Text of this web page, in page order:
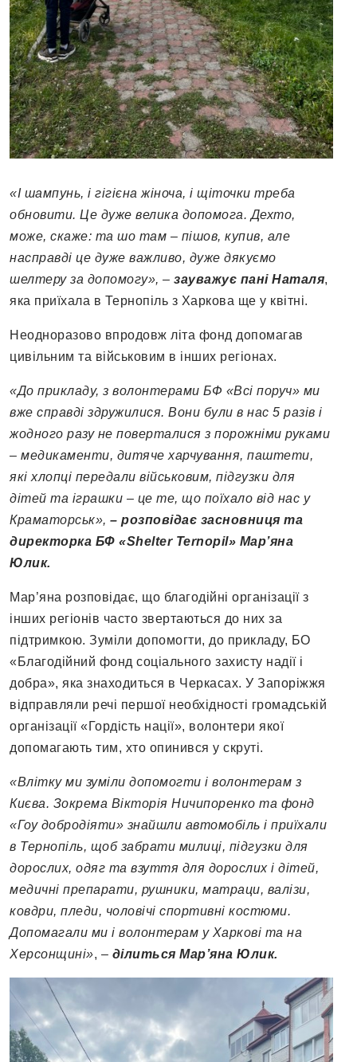
«І шампунь, і гігієна жіноча, і щіточки треба
обновити. Це дуже велика допомога. Дехто,
може, скаже: та шо там – пішов, купив, але
насправді це дуже важливо, дуже дякуємо
шелтеру за допомогу», – зауважує пані Наталя,
яка приїхала в Тернопіль з Харкова ще у квітні.
Неодноразово впродовж літа фонд допомагав
цивільним та військовим в інших регіонах.
«До прикладу, з волонтерами БФ «Всі поруч» ми
вже справді здружилися. Вони були в нас 5 разів і
жодного разу не поверталися з порожніми руками
– медикаменти, дитяче харчування, паштети,
які хлопці передали військовим, підгузки для
дітей та іграшки – це те, що поїхало від нас у
Краматорськ», – розповідає засновниця та
директорка БФ «Shelter Ternopil» Мар’яна
Юлик.
Мар’яна розповідає, що благодійні організації з
інших регіонів часто звертаються до них за
підтримкою. Зуміли допомогти, до прикладу, БО
«Благодійний фонд соціального захисту надії і
добра», яка знаходиться в Черкасах. У Запоріжжя
відправляли речі першої необхідності громадській
організації «Гордість нації», волонтери якої
допомагають тим, хто опинився у скруті.
«Влітку ми зуміли допомогти і волонтерам з
Києва. Зокрема Вікторія Ничипоренко та фонд
«Гоу добродіяти» знайшли автомобіль і приїхали
в Тернопіль, щоб забрати милиці, підгузки для
дорослих, одяг та взуття для дорослих і дітей,
медичні препарати, рушники, матраци, валізи,
ковдри, пледи, чоловічі спортивні костюми.
Допомагали ми і волонтерам у Харкові та на
Херсонщині», – ділиться Мар’яна Юлик.